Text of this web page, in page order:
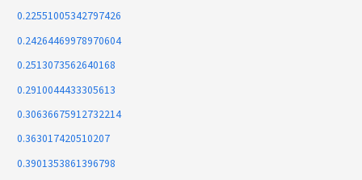
0.22551005342797426
0.24264469978970604
0.2513073562640168
0.2910044433305613
0.30636675912732214
0.363017420510207
0.3901353861396798